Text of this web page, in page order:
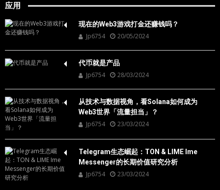
应用
现在的Web3游戏打金还赚钱吗？
Jp6754 20/05/2024
代币就是产品
Jp6754 28/03/2024
从技术与数据视角，看Solana如何成为
Web3世界「流量担当」？
Jp6754 23/03/2024
Telegram生态崛起：TON & LIME Ime
Messenger的长期价值研究分析
Jp6754 23/03/2024